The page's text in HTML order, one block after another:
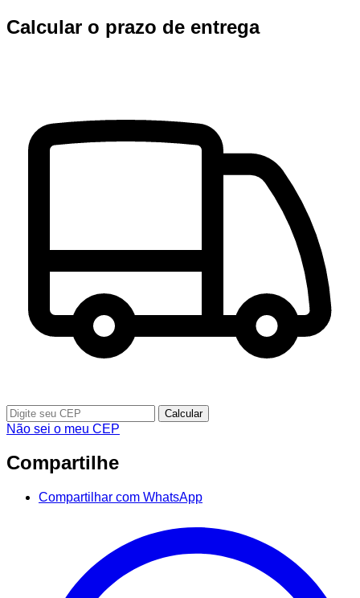
Calcular o prazo de entrega
Calcular
Não sei o meu CEP
Compartilhe
Compartilhar com WhatsApp